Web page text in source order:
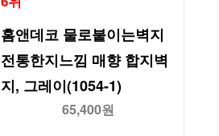
홈앤데코 물로붙이는벽지
전통한지느낌 매향 합지벽
지, 그레이(1054-1)
65,400원